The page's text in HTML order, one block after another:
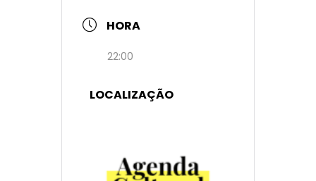
HORA
22:00
LOCALIZAÇÃO